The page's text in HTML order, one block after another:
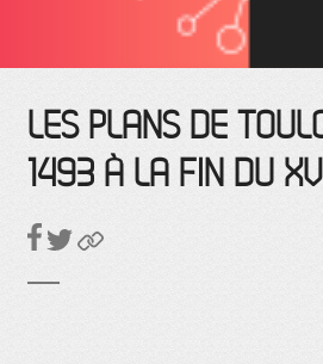
LES PLANS DE
1493 À LA FIN DU